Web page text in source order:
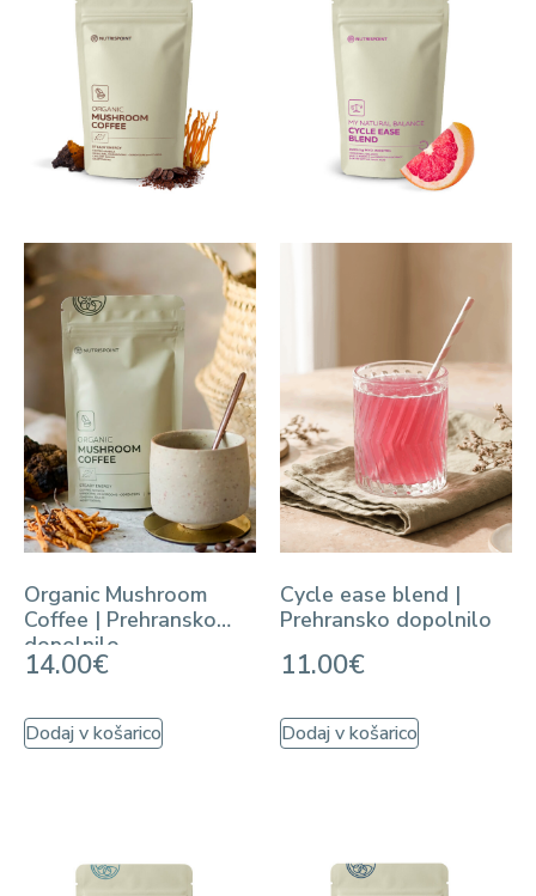
Organic Mushroom
Coffee | Prehransko
dopolnilo
14.00€
Dodaj v košarico
Cycle ease blend |
Prehransko dopolnilo
11.00€
Dodaj v košarico